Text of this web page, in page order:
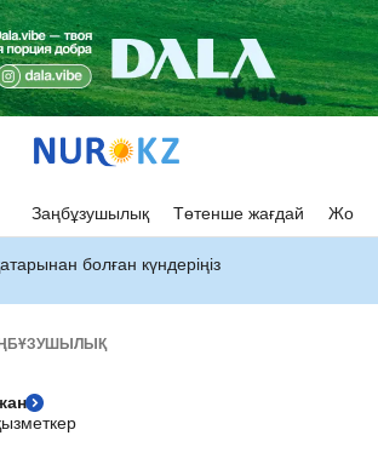
Заңбұзушылық Төтенше жағдай Жол
болған күндеріңіз